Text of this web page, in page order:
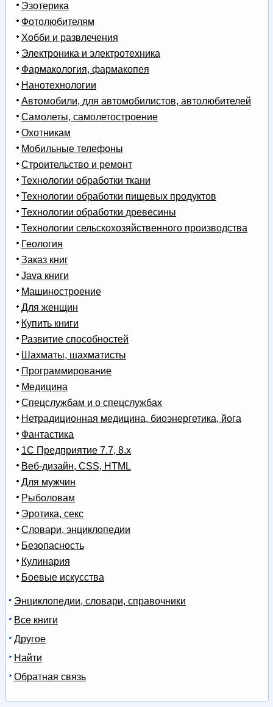
Эзотерика
Фотолюбителям
Хобби и развлечения
Электроника и электротехника
Фармакология, фармакопея
Нанотехнологии
Автомобили, для автомобилистов, автолюбителей
Самолеты, самолетостроение
Охотникам
Мобильные телефоны
Строительство и ремонт
Технологии обработки ткани
Технологии обработки пищевых продуктов
Технологии обработки древесины
Технологии сельскохозяйственного производства
Геология
Заказ книг
Java книги
Машиностроение
Для женщин
Купить книги
Развитие способностей
Шахматы, шахматисты
Программирование
Медицина
Спецслужбам и о спецслужбах
Нетрадиционная медицина, биоэнергетика, йога
Фантастика
1С Предприятие 7.7, 8.x
Веб-дизайн, CSS, HTML
Для мужчин
Рыболовам
Эротика, секс
Словари, энциклопедии
Безопасность
Кулинария
Боевые искусства
Энциклопедии, словари, справочники
Все книги
Другое
Найти
Обратная связь